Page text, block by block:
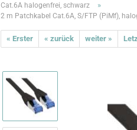
Cat.6A halogenfrei, schwarz
»
2 m Patchkabel Cat.6A, S/FTP (PiMf),
« Erster « zurück weiter »